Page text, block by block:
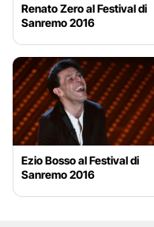
Renato Zero al Festival di
Sanremo 2016
Ezio Bosso al Festival di
Sanremo 2016